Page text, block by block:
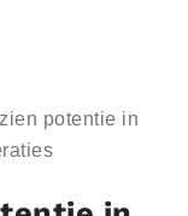
potentie in